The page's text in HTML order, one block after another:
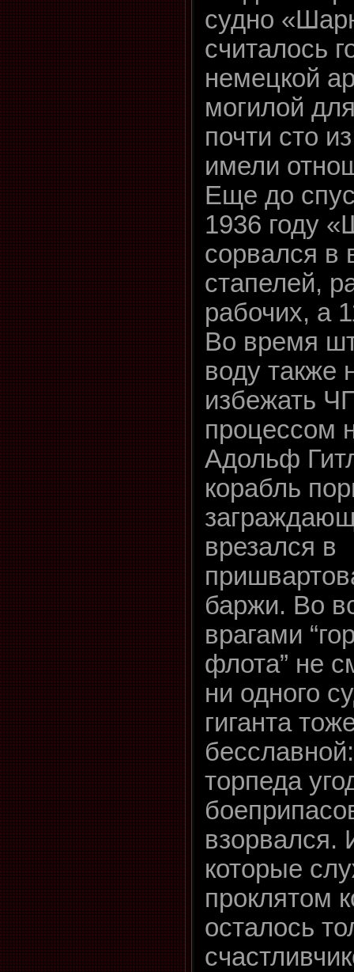
судно
считалось
немецкой
могилой
почти сто
имели
Еще до
1936 году
сорвался в
стапелей,
рабочих, а
Во время
воду также
избежать
процессом
Адольф
корабль
врезался в
баржи. Во
врагами
флота” не
ни одного
гиганта
торпеда
взорвался.
которые
проклятом
осталось